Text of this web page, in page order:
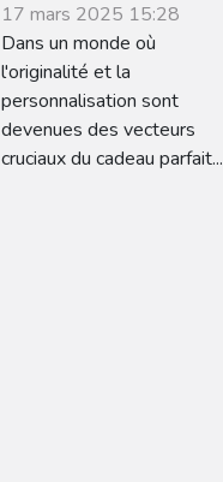
personnalisés
réinventent les
cadeaux uniques
17 mars 2025 15:28
Dans un monde où
l'originalité et la
personnalisation sont
devenues des vecteurs
cruciaux du cadeau parfait...